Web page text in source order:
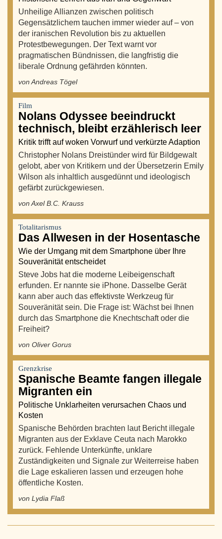
Unheilige Allianzen zwischen politisch
Gegensätzlichem tauchen immer wieder auf – von
der iranischen Revolution bis zu aktuellen
Protestbewegungen. Der Text warnt vor
pragmatischen Bündnissen, die langfristig die
liberale Ordnung gefährden könnten.
von Andreas Tögel
Film
Nolans Odyssee beeindruckt
technisch, bleibt erzählerisch leer
Kritik trifft auf woken Vorwurf und verkürzte Adaption
Christopher Nolans Dreistünder wird für Bildgewalt
gelobt, aber von Kritikern und der Übersetzerin Emily
Wilson als inhaltlich ausgedünnt und ideologisch
gefärbt zurückgewiesen.
von Axel B.C. Krauss
Totalitarismus
Das Allwesen in der Hosentasche
Wie der Umgang mit dem Smartphone über Ihre
Souveränität entscheidet
Steve Jobs hat die moderne Leibeigenschaft
erfunden. Er nannte sie iPhone. Dasselbe Gerät
kann aber auch das effektivste Werkzeug für
Souveränität sein. Die Frage ist: Wächst bei Ihnen
durch das Smartphone die Knechtschaft oder die
Freiheit?
von Oliver Gorus
Grenzkrise
Spanische Beamte fangen illegale
Migranten ein
Politische Unklarheiten verursachen Chaos und
Kosten
Spanische Behörden brachten laut Bericht illegale
Migranten aus der Exklave Ceuta nach Marokko
zurück. Fehlende Unterkünfte, unklare
Zuständigkeiten und Signale zur Weiterreise haben
die Lage eskalieren lassen und erzeugen hohe
öffentliche Kosten.
von Lydia Flaß